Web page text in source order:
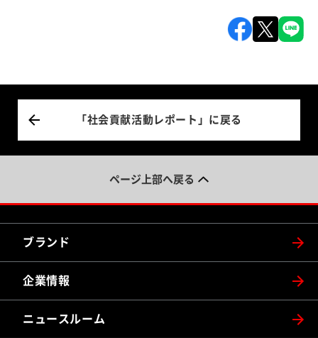
「社会貢献活動レポート」に戻る
ページ上部へ戻る
ブランド
企業情報
ニュースルーム